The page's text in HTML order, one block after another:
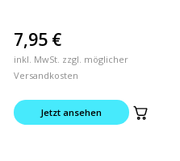
7,95 €
inkl. MwSt. zzgl. möglicher
Versandkosten
Jetzt ansehen